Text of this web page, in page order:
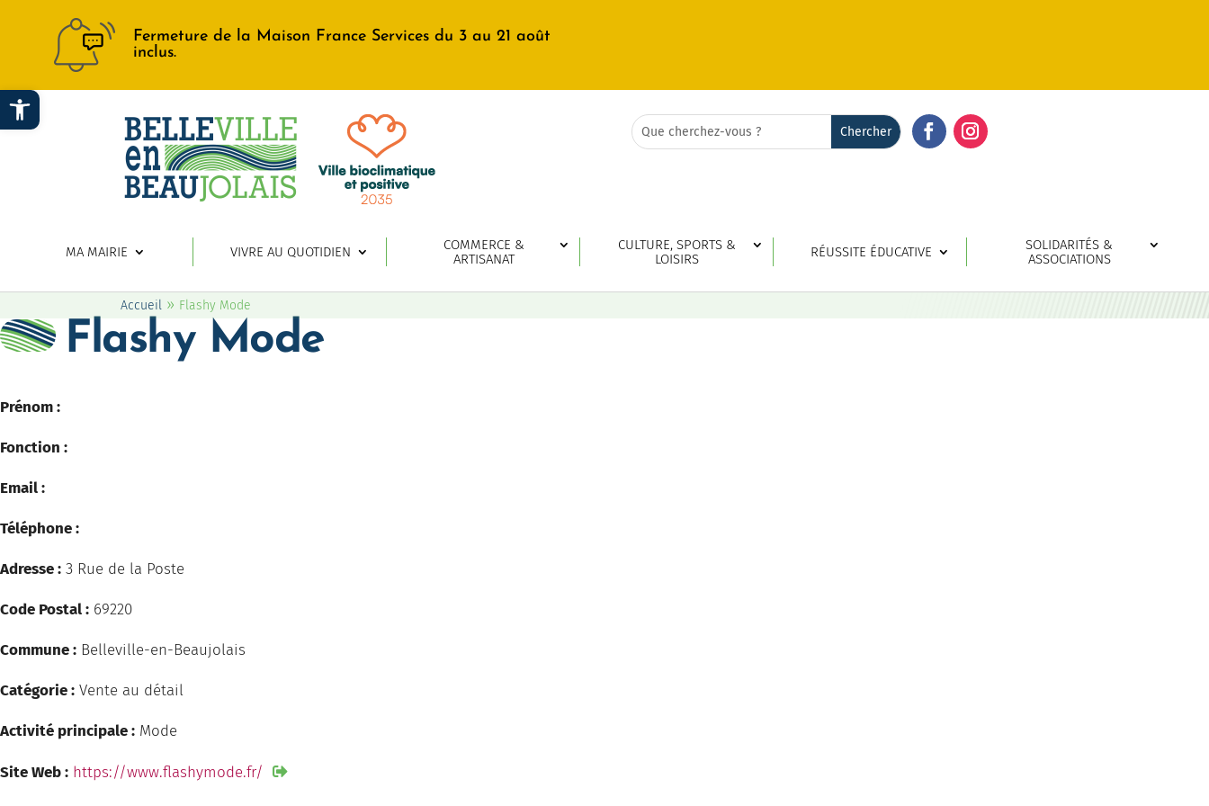
Ouvrir la barre d’outils
Fermeture de la Maison France Services du 3 au 21 août
inclus.
Rechercher:
Search
for...
MA MAIRIE VIVRE AU QUOTIDIEN
COMMERCE &
ARTISANAT
CULTURE, SPORTS &
LOISIRS
RÉUSSITE ÉDUCATIVE
SOLIDARITÉS &
ASSOCIATIONS
Accueil » Flashy Mode
Flashy Mode
Prénom :
Fonction :
Email :
Téléphone :
Adresse : 3 Rue de la Poste
Code Postal : 69220
Commune : Belleville-en-Beaujolais
Catégorie : Vente au détail
Activité principale : Mode
Site Web : https://www.flashymode.fr/